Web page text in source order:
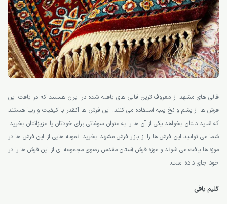
قالی های مشهد از معروف ترین قالی های بافته شده در ایران هستند که در بافت این
فرش ها از پشم و نخ پنبه استفاده می کنند. این فرش ها آنقدر با کیفیت و زیبا هستند
که شاید دلتان بخواهد یکی از آن ها را به عنوان سوغاتی برای خودتان یا عزیزانتان بخرید.
شما می توانید این فرش ها را از بازار فرش مشهد بخرید. نمونه هایی از این فرش ها در
موزه ها یافت می شوند و موزه فرش آستان مقدس رضوی مجموعه ای از این فرش ها را در
خود جای داده است.
گلیم بافی